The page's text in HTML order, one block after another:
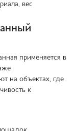
вес
применяется в
на объектах, где
к